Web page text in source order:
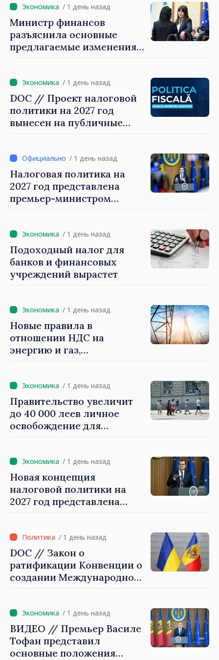
/ 1 день назад
Министр финансов
разъяснила основные
предлагаемые изменения
налогу
/ 1 день назад
DOC // Проект налоговой
политики на 2027 год
вынесен на публичные
/ 1 день назад
Налоговая политика на
2027 год представлена
премьер-министром
нагрузки на труд,
стимулирование
инвестиций и более
справедливое
налогообложение
/ 1 день назад
Подоходный налог для
банков и финансовых
учреждений вырастет
/ 1 день назад
Новые правила в
отношении НДС на
энергию и газ,
потребителей/ 1 день назад
Правительство увеличит
до 40 000 леев личное
освобождение для
миллионов леев мы
оставляем людям»
/ 1 день назад
Новая концепция
налоговой политики на
2027 год представлена
облагаем налогом труд,
стимулируем инвестиции,
облагаем налогом вредные
привычки и
уравновешиваем
потребления»
/ 1 день назад
DOC // Закон о
ратификации Конвенции о
создании Международной
для Украины опубликован
в Monitorul Oficial
/ 1 день назад
ВИДЕО // Премьер Василе
Тофан представил
основные положения